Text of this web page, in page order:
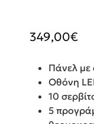
349,00€
Πάνελ με
Οθόνη
10
5